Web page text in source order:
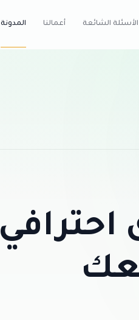
الأسئلة الشائعة أعمالنا المدونة
احترافي